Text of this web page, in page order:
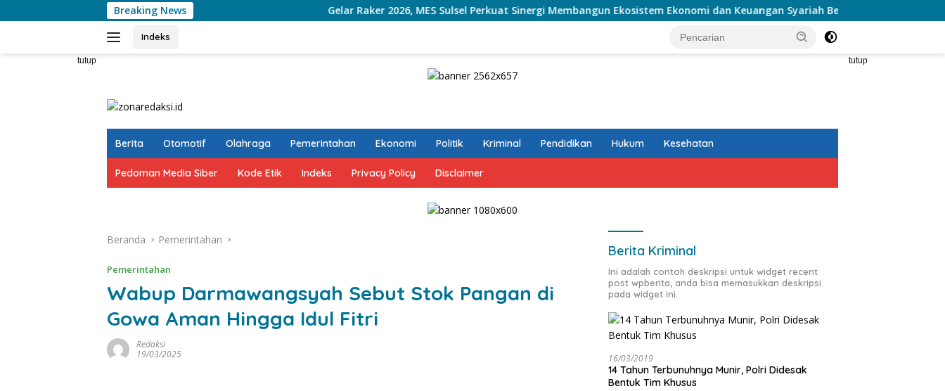
ke
Breaking News Gelar Raker 2026, MES Sulsel Perkuat Sinergi Membangun Ekosistem Ekonomi dan Keuangan Syariah Berkelanjutan
Indeks
tutup tutup
Berita Otomotif Olahraga Pemerintahan Ekonomi Politik Kriminal Pendidikan Hukum Kesehatan
Pedoman Media Siber Kode Etik Indeks Privacy Policy Disclaimer
Beranda Pemerintahan
Pemerintahan
Wabup Darmawangsyah Sebut Stok Pangan di
Gowa Aman Hingga Idul Fitri
Redaksi
19/03/2025
Berita Kriminal
Ini adalah contoh deskripsi untuk widget recent
post wpberita, anda bisa memasukkan deskripsi
pada widget ini.
16/03/2019
14 Tahun Terbunuhnya Munir, Polri Didesak
Bentuk Tim Khusus